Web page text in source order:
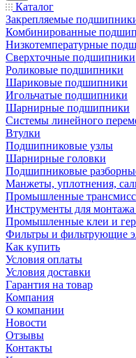
Каталог
Закрепляемые
Комбинированные
Низкотемпературные
Сверхточные подшипники
Роликовые подшипники
Шариковые подшипники
Игольчатые подшипники
Шарнирные подшипники
Системы линейного
Втулки
Подшипниковые узлы
Шарнирные головки
Подшипниковые
Манжеты, уплотнения,
Промышленные
Инструменты для
Промышленные клеи и
Фильтры и фильтрующие
Как купить
Условия оплаты
Условия доставки
Гарантия на товар
Компания
О компании
Новости
Отзывы
Контакты